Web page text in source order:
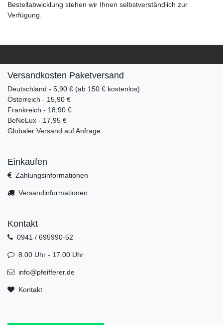
Bestellabwicklung stehen wir Ihnen selbstverständlich zur
Verfügung.
Versandkosten Paketversand
Deutschland - 5,90 € (ab 150 € kostenlos)
Österreich - 15,90 €
Frankreich - 18,90 €
BeNeLux - 17,95 €
Globaler Versand auf Anfrage.
Einkaufen
Zahlungsinformationen
Versandinformationen
Kontakt
0941 / 695990-52
8.00 Uhr - 17.00 Uhr
info@pfeifferer.de
Kontakt